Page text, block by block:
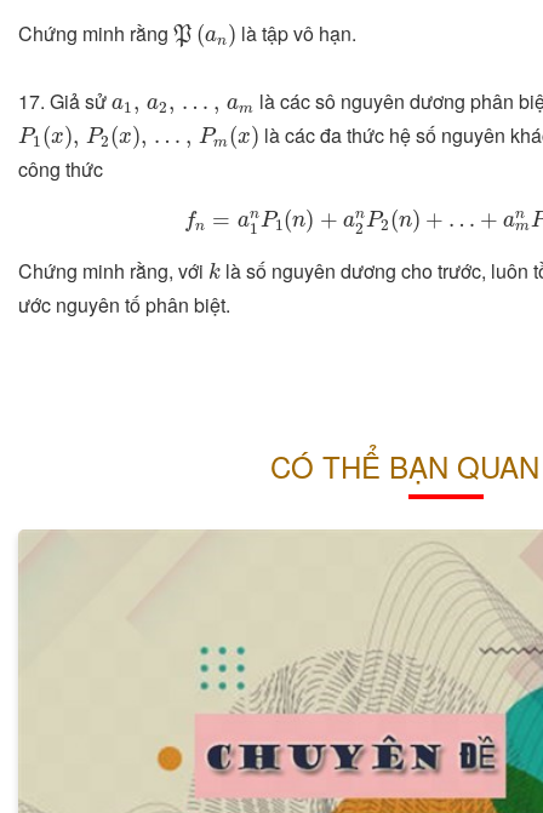
Chứng minh rằng P (an)
P( an là tập vô hạn.
17. Giả sử a1, a2, … , am
a1 a2 … a m là các sô nguyên dương phân
P1(x), P2(x), … , Pm(x)
P1(x) P2 x),…,P (x
là các đa thức hệ số nguyên
công thức
fn = an
1P1(n) + an
2P2(n) + … + an
m
a1n P 1( n) a2n P 2( ) + mn
Chứng minh rằng, với k
k là số nguyên dương cho trước, luôn
ước nguyên tố phân biệt.
CÓ THỂ BẠN